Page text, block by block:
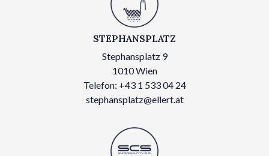
STEPHANSPLATZ
Stephansplatz 9
1010 Wien
Telefon: +43 1 533 04 24
stephansplatz@ellert.at